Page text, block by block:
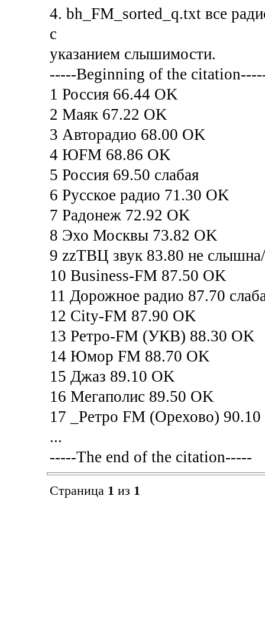
4. bh_FM_sorted_q.txt все
с
указанием слышимости.
-----Beginning of the
1 Россия 66.44 OK
2 Маяк 67.22 OK
3 Авторадио 68.00 OK
4 ЮFM 68.86 OK
5 Россия 69.50 слабая
6 Русское радио 71.30 OK
7 Радонеж 72.92 OK
8 Эхо Москвы 73.82 OK
9 zzТВЦ звук 83.80 не слышна/
10 Business-FM 87.50 OK
11 Дорожное радио 87.70
12 City-FM 87.90 OK
13 Ретро-FM (УКВ) 88.30 OK
14 Юмор FM 88.70 OK
15 Джаз 89.10 OK
16 Мегаполис 89.50 OK
17 _Ретро FM (Орехово)
...
-----The end of the citation-----
Страница 1 из 1